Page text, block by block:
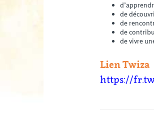
de
de
de
de vivre
Lien Twiza
https://